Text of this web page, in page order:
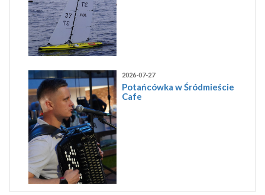
2026-07-27
Potańcówka w Śródmieście
Cafe